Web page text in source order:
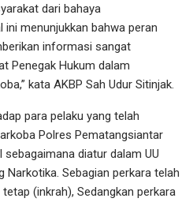
dari bahaya
ini menunjukkan bahwa peran
informasi sangat
Penegak Hukum dalam
kata AKBP Sah Udur Sitinjak.
para pelaku yang telah
Polres Pematangsiantar
diatur dalam UU
Narkotika. Sebagian perkara telah
(inkrah), Sedangkan perkara